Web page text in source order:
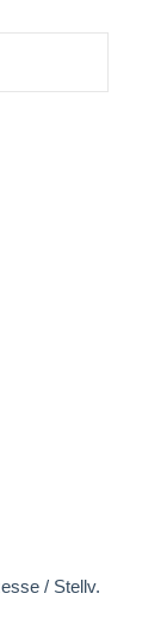
/ Stellv.